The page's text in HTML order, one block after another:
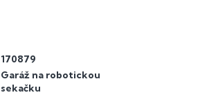
170879
Garáž na robotickou
sekačku